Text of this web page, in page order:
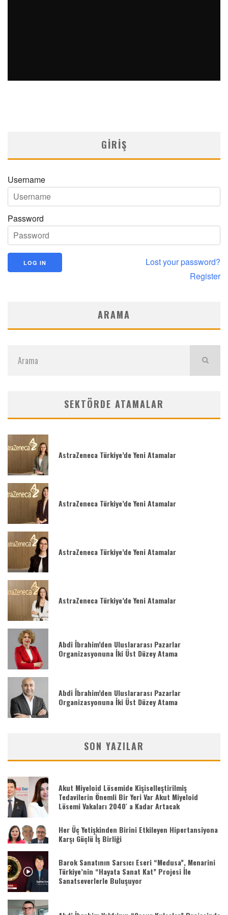
GIRIŞ
Username
Password
Lost your password?
Register
ARAMA
SEKTÖRDE ATAMALAR
AstraZeneca Türkiye’de Yeni Atamalar
AstraZeneca Türkiye’de Yeni Atamalar
AstraZeneca Türkiye’de Yeni Atamalar
AstraZeneca Türkiye’de Yeni Atamalar
Abdi İbrahim’den Uluslararası Pazarlar
Organizasyonuna İki Üst Düzey Atama
Abdi İbrahim’den Uluslararası Pazarlar
Organizasyonuna İki Üst Düzey Atama
SON YAZILAR
Akut Miyeloid Lösemide Kişiselleştirilmiş
Tedavilerin Önemli Bir Yeri Var Akut Miyeloid
Lösemi Vakaları 2040′ a Kadar Artacak
Her Üç Yetişkinden Birini Etkileyen Hipertansiyona
Karşı Güçlü İş Birliği
Barok Sanatının Sarsıcı Eseri “Medusa”, Menarini
Türkiye’nin “Hayata Sanat Kat” Projesi İle
Sanatseverlerle Buluşuyor